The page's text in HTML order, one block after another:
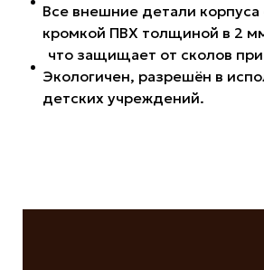
Все внешние детали
кромкой ПВХ толщиной в 2
что защищает от сколов при
Экологичен, разрешён в
детских учреждений.